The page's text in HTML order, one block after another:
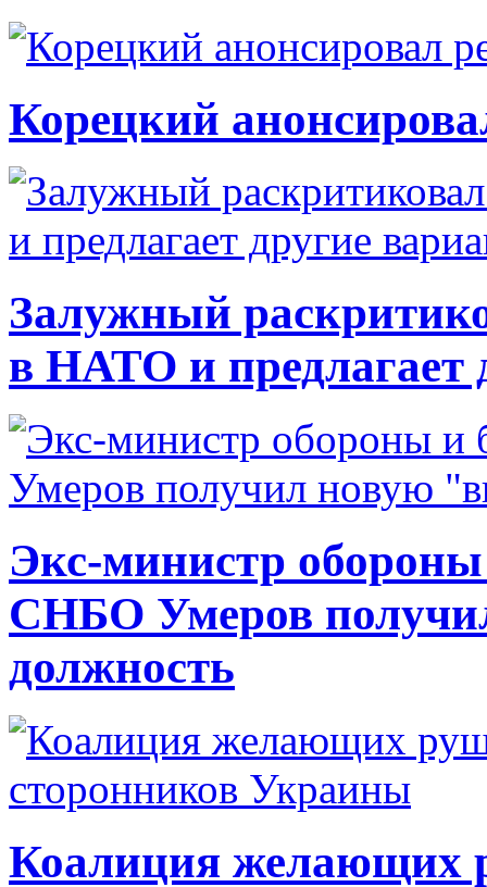
Корецкий
Залужный
в НАТО и предлагает
Экс-министр
СНБО Умеров
должность
Коалиция желающих